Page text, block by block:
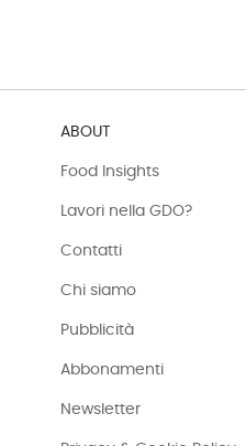
ABOUT
Food Insights
Lavori nella GDO?
Contatti
Chi siamo
Pubblicità
Abbonamenti
Newsletter